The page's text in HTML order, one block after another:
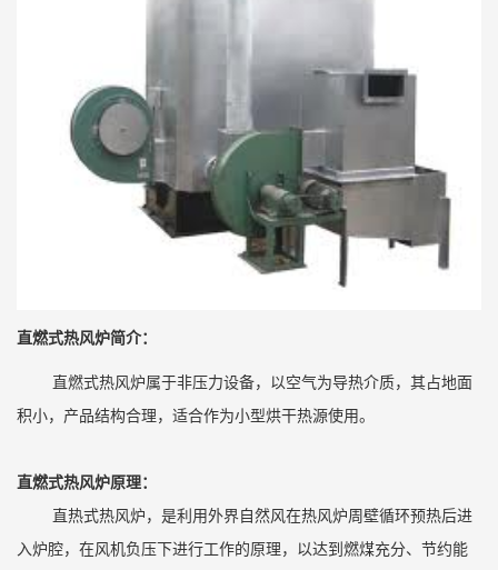
直燃式热风炉简介：
直燃式热风炉属于非压力设备，以空气为导热介质，其占地面
积小，产品结构合理，适合作为小型烘干热源使用。
直燃式热风炉原理：
直热式热风炉，是利用外界自然风在热风炉周壁循环预热后进
入炉腔，在风机负压下进行工作的原理，以达到燃煤充分、节约能